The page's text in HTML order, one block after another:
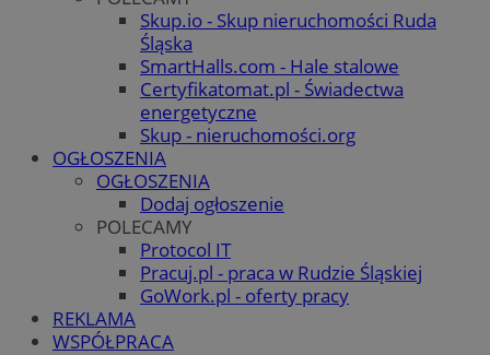
Skup.io - Skup nieruchomości Ruda
Śląska
SmartHalls.com - Hale stalowe
Certyfikatomat.pl - Świadectwa
energetyczne
Skup - nieruchomości.org
OGŁOSZENIA
OGŁOSZENIA
Dodaj ogłoszenie
POLECAMY
Protocol IT
Pracuj.pl - praca w Rudzie Śląskiej
GoWork.pl - oferty pracy
REKLAMA
WSPÓŁPRACA